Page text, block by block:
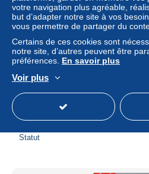
± 8,07
Statut
votre navigation plus agréable,
but d’adapter notre site à vos
vous permettre de partager du
Certains de ces cookies sont
notre site, d’autres peuvent être
préférences. En savoir plus
Voir plus